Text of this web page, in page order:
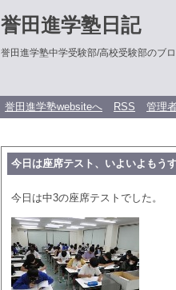
誉田進学塾日記
誉田進学塾中学受験部/高校受験部のブ
誉田進学塾websiteへ RSS 管理
今日は座席テスト、いよいよもう
今日は中3の座席テストでした。